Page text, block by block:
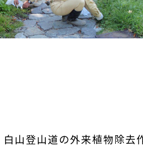
山登山道の外来植物除去